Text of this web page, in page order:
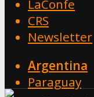
LaConfe
CRS
Newsletter
Argentina
Paraguay